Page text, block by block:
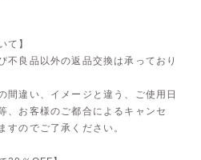
て】
不良品以外の返品交換は承っており
間違い、イメージと違う、ご使用日
、お客様のご都合によるキャンセ
すのでご了承ください。